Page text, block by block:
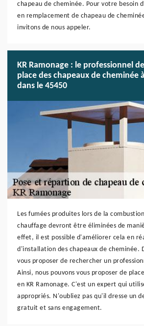
chapeau de cheminée. Pour votre besoin
en remplacement de chapeau de
invitons de nous appeler.
KR Ramonage : le professionnel
place des chapeaux de cheminée
dans le 45450
Les fumées produites lors de la
chauffage devront être éliminées de
effet, il est possible d'améliorer cela en
d'installation des chapeaux de cheminée.
vous proposer de rechercher un
Ainsi, nous pouvons vous proposer de
en KR Ramonage. C'est un expert qui
appropriés. N'oubliez pas qu'il dresse un
gratuit et sans engagement.